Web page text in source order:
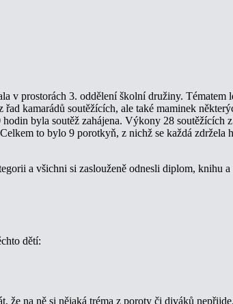
v prostorách 3. oddělení školní družiny. Tématem
kamarádů soutěžících, ale také maminek
byla soutěž zahájena. Výkony 28 soutěžících
to bylo 9 porotkyň, z nichž se každá zdržela
a všichni si zaslouženě odnesli diplom, knihu a
dětí:
na ně si nějaká tréma z poroty či diváků